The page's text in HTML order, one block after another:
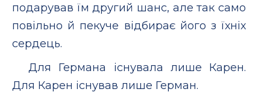
подарував їм другий шанс, але так само
повільно й пекуче відбирає його з їхніх
сердець.
Для Германа існувала лише Карен.
Для Карен існував лише Герман.